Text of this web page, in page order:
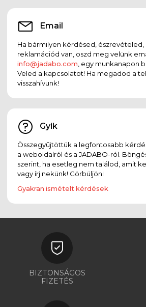
Email
Ha bármilyen kérdésed,
reklamációd van, oszd meg velünk
info@jadabo.com , egy munkanapon
Veled a kapcsolatot! Ha megadod a
visszahívunk!
Gyik
Összegyűjtöttük a legfontosabb
a weboldalról és a JADABO-ról.
szerint, ha esetleg nem találod, amit
vagy írj nekünk! Görbüljön!
Gyakran ismételt kérdések
BIZTONSÁGOS
FIZETÉS